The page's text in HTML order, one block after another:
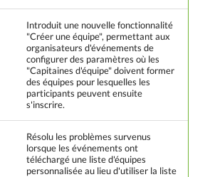
Introduit une nouvelle fonctionnalité
"Créer une équipe", permettant aux
organisateurs d'événements de
configurer des paramètres où les
"Capitaines d'équipe" doivent former
des équipes pour lesquelles les
participants peuvent ensuite
s'inscrire.
Résolu les problèmes survenus
lorsque les événements ont
téléchargé une liste d'équipes
personnalisée au lieu d'utiliser la liste